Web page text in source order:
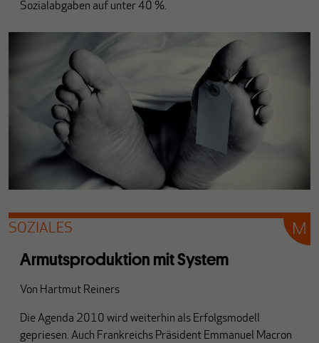
Sozialabgaben auf unter 40 %.
SOZIALES
Armutsproduktion mit System
Von Hartmut Reiners
Die Agenda 2010 wird weiterhin als Erfolgsmodell
gepriesen. Auch Frankreichs Präsident Emmanuel Macron